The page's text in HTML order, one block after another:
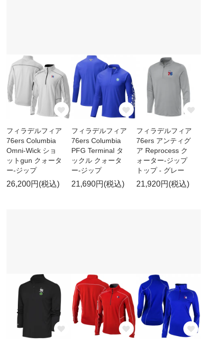
フィラデルフィア
76ers Columbia
Omni-Wick ショ
ットgun クォータ
ー-ジップ
26,200円(税込)
フィラデルフィア
76ers Columbia
PFG Terminal タ
ックル クォータ
ー-ジップ
21,690円(税込)
フィラデルフィア
76ers アンティグ
ア Reprocess ク
ォーター-ジップ
トップ - グレー
21,920円(税込)